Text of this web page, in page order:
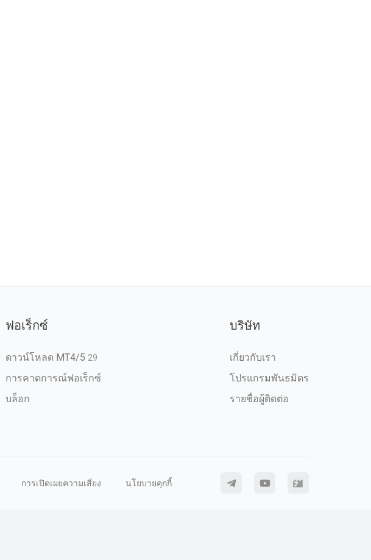
ฟอเร็กซ์
ดาวน์โหลด MT4/5 29
การคาดการณ์ฟอเร็กซ์
บล็อก
บริษัท
เกี่ยวกับเรา
โปรแกรมพันธมิตร
รายชื่อผู้ติดต่อ
การเปิดเผยความเสี่ยง นโยบายคุกกี้